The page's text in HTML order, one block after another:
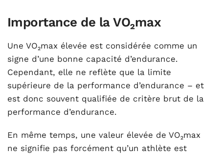
Importance de la VO₂max
Une VO₂max élevée est considérée comme un
signe d’une bonne capacité d’endurance.
Cependant, elle ne reflète que la limite
supérieure de la performance d’endurance – et
est donc souvent qualifiée de critère brut de la
performance d’endurance.
En même temps, une valeur élevée de VO₂max
ne signifie pas forcément qu’un athlète est